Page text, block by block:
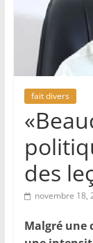
fait divers
des
novembre 18,
Malgré une